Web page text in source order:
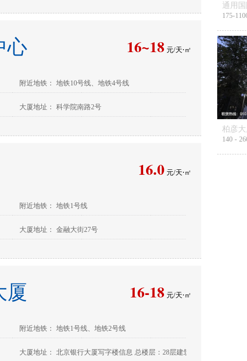
16~18 元/天⋅㎡
心
附近地铁： 地铁10号线、地铁4号线
大厦地址： 科学院南路2号
16.0 元/天⋅㎡
附近地铁： 地铁1号线
大厦地址： 金融大街27号
16-18 元/天⋅㎡
厦
附近地铁： 地铁1号线、地铁2号线
大厦地址： 北京银行大厦写字楼信息 总楼层：28层建筑面积：
175-
柏彦大
140 -